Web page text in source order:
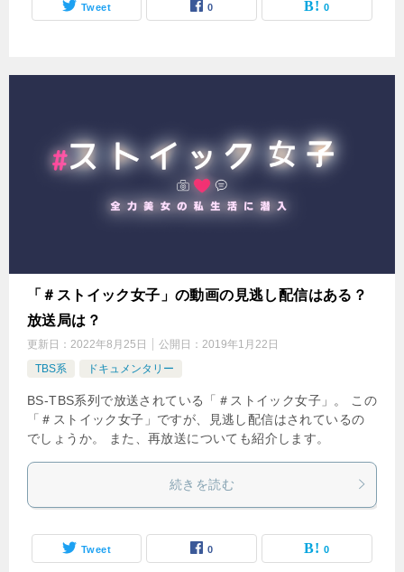
Tweet 0 0
「＃ストイック女子」の動画の見逃し配信はある？
放送局は？
更新日： 2022年8月25日 公開日： 2019年1月22日
TBS系
ドキュメンタリー
BS-TBS系列で放送されている「＃ストイック女子」。 この
「＃ストイック女子」ですが、見逃し配信はされているの
でしょうか。 また、再放送についても紹介します。
続きを読む
Tweet 0 0